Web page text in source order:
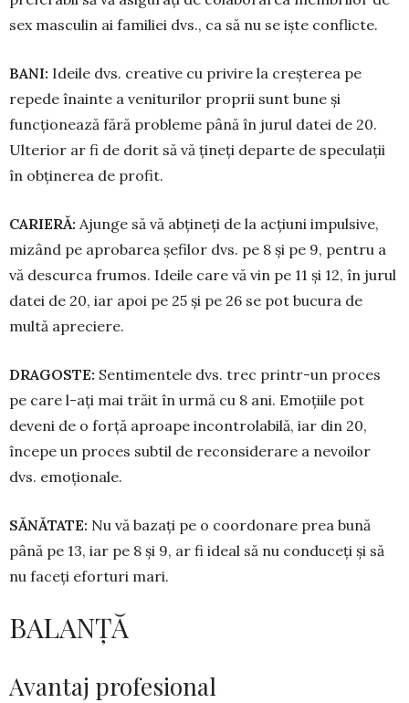
sex mas­culin ai familiei dvs., ca să nu se iște conflicte.
BANI: Ideile dvs. creative cu privire la creșterea pe
repede înainte a ve­ni­turilor proprii sunt bune și
funcțio­nea­ză fără probleme până în jurul datei de 20.
Ulterior ar fi de dorit să vă țineți de­parte de speculații
în ob­ține­rea de profit.
CARIERĂ: Ajunge să vă abțineți de la acțiuni impulsive,
mizând pe apro­barea șefilor dvs. pe 8 și pe 9, pentru a
vă descurca fru­mos. Ideile care vă vin pe 11 și 12, în jurul
datei de 20, iar apoi pe 25 și pe 26 se pot bucura de
multă apreciere.
DRAGOSTE: Sentimentele dvs. trec printr-un proces
pe care l-ați mai trăit în urmă cu 8 ani. Emo­țiile pot
deveni de o forță aproape in­con­trolabilă, iar din 20,
începe un pro­ces subtil de reconsiderare a ne­vo­ilor
dvs. emoționale.
SĂNĂTATE: Nu vă bazați pe o co­ordonare prea bună
până pe 13, iar pe 8 și 9, ar fi ideal să nu conduceți și să
nu faceți eforturi mari.
BALANȚĂ
Avantaj profesional